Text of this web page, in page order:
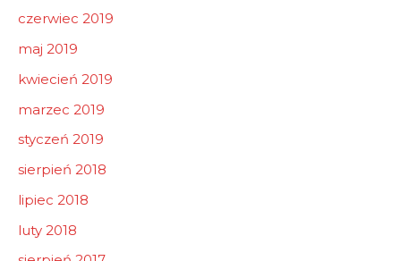
czerwiec 2019
maj 2019
kwiecień 2019
marzec 2019
styczeń 2019
sierpień 2018
lipiec 2018
luty 2018